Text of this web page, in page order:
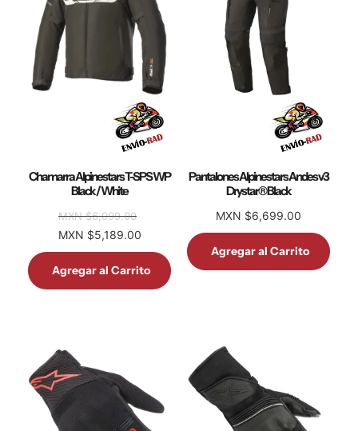
Chamarra Alpinestars T-SPS WP
Black / White
MXN $6,099.00
MXN $5,189.00
Agregar al Carrito
Pantalones Alpinestars Andes v3
Drystar® Black
MXN $6,699.00
Agregar al Carrito